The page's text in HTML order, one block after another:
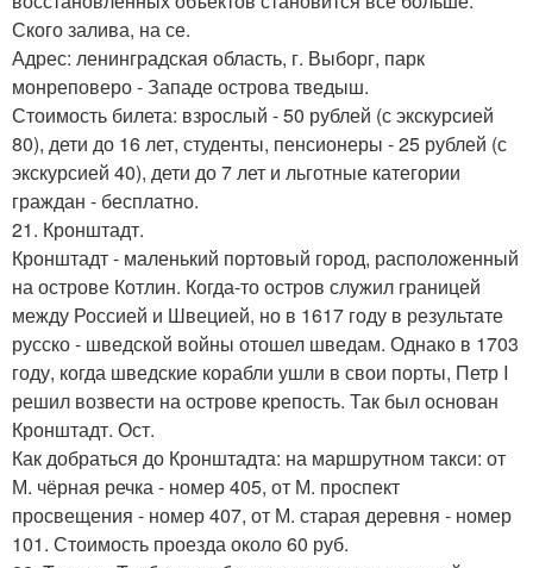
Ского залива, на се.
Адрес: ленинградская область, г. Выборг, парк
монреповеро - Западе острова тведыш.
Стоимость билета: взрослый - 50 рублей (с экскурсией
80), дети до 16 лет, студенты, пенсионеры - 25 рублей (с
экскурсией 40), дети до 7 лет и льготные категории
граждан - бесплатно.
21. Кронштадт.
Кронштадт - маленький портовый город, расположенный
на острове Котлин. Когда-то остров служил границей
между Россией и Швецией, но в 1617 году в результате
русско - шведской войны отошел шведам. Однако в 1703
году, когда шведские корабли ушли в свои порты, Петр I
решил возвести на острове крепость. Так был основан
Кронштадт. Ост.
Как добраться до Кронштадта: на маршрутном такси: от
М. чёрная речка - номер 405, от М. проспект
просвещения - номер 407, от М. старая деревня - номер
101. Стоимость проезда около 60 руб.